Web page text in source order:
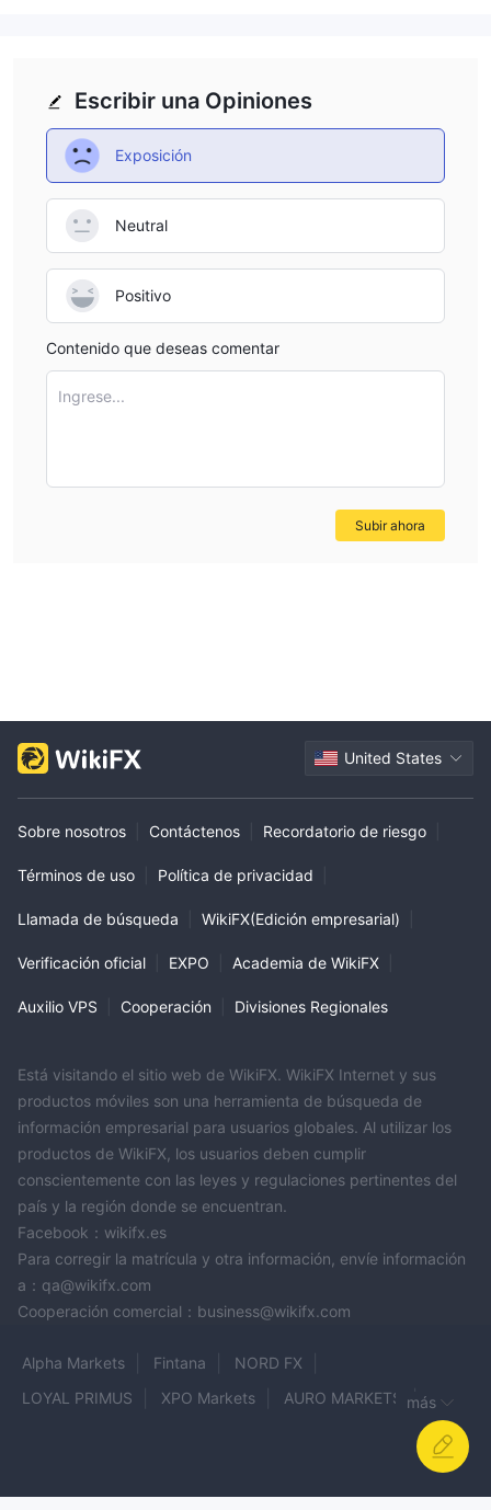
Escribir una Opiniones
Exposición
Neutral
Positivo
Contenido que deseas comentar
Ingrese...
Subir ahora
United States
Sobre nosotros Contáctenos Recordatorio de riesgo
Términos de uso Política de privacidad
Llamada de búsqueda WikiFX(Edición empresarial)
Verificación oficial EXPO Academia de WikiFX
Auxilio VPS Cooperación Divisiones Regionales
Está visitando el sitio web de WikiFX. WikiFX Internet y sus
productos móviles son una herramienta de búsqueda de
información empresarial para usuarios globales. Al utilizar los
productos de WikiFX, los usuarios deben cumplir
conscientemente con las leyes y regulaciones pertinentes del
país y la región donde se encuentran.
Facebook：wikifx.es
Para corregir la matrícula y otra información, envíe información
a：qa@wikifx.com
Cooperación comercial：business@wikifx.com
Alpha Markets Fintana
NORD FX
LOYAL PRIMUS
XPO Markets
AURO MARKETS
AXEN BROKER
Sinox FX Macro Venture XeonFx
más